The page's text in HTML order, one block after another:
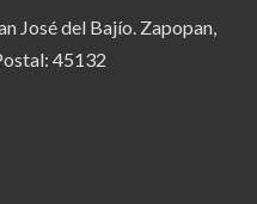
José del Bajío. Zapopan,
45132